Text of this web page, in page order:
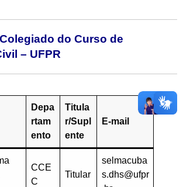
do Curso de
– UFPR
Depa
rtam
ento
Titula
r/Supl
ente
E-mail
CCE
C
Titular
selmacuba
s.dhs@ufpr